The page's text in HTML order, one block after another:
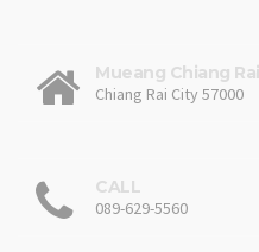
Mueang Chiang Rai
Chiang Rai City 57000
CALL
089-629-5560